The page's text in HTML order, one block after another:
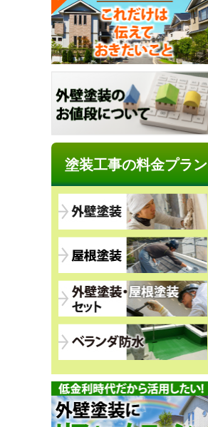
塗装工事の料金プラン